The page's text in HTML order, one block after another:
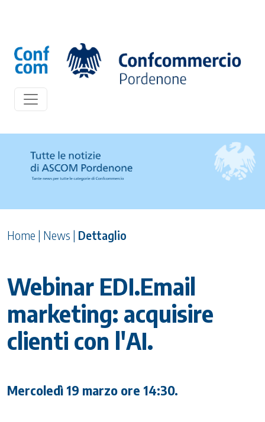
Home | News | Dettaglio
Webinar EDI.Email
marketing: acquisire
clienti con l'AI.
Mercoledì 19 marzo ore 14:30.